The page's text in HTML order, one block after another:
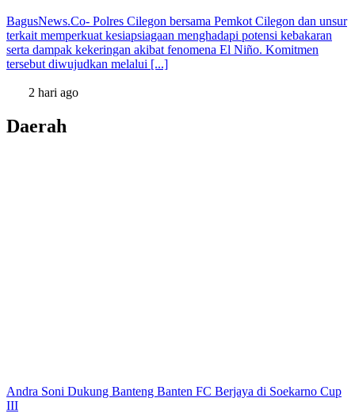
BagusNews.Co- Polres Cilegon bersama Pemkot Cilegon dan unsur
terkait memperkuat kesiapsiagaan menghadapi potensi kebakaran
serta dampak kekeringan akibat fenomena El Niño. Komitmen
tersebut diwujudkan melalui [...]
2 hari ago
Daerah
Andra Soni Dukung Banteng Banten FC Berjaya di Soekarno Cup
III